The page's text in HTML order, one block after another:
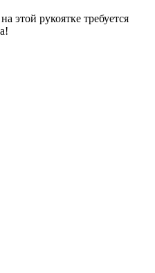
этой рукоятке требуется